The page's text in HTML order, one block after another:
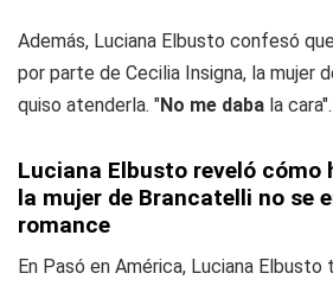
Además, Luciana Elbusto confesó
por parte de Cecilia Insigna, la mujer
quiso atenderla. "No me daba la cara".
Luciana Elbusto reveló cómo
la mujer de Brancatelli no se
romance
En Pasó en América, Luciana Elbusto